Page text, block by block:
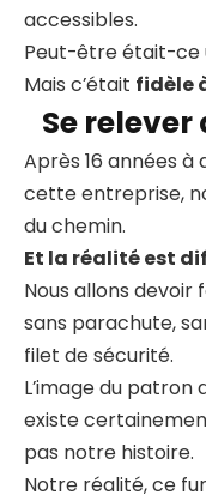
accessibles.
Peut-être était-ce
Mais c’était fidèle
Se
Après 16 années
cette entreprise,
du chemin.
Et la réalité est
Nous allons
sans parachute,
filet de sécurité.
L’image du patron
existe
pas notre histoire.
Notre réalité, ce